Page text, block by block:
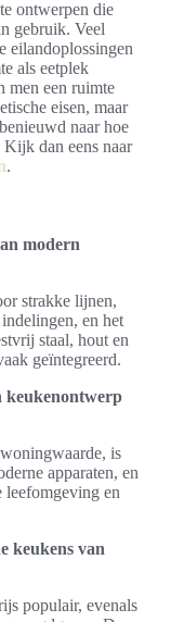
ontwerpen die
gebruik. Veel
eilandoplossingen
als eetplek
men een ruimte
eisen, maar
naar hoe
dan eens naar
.
modern
strakke lijnen,
en het
staal, hout en
geïntegreerd.
keukenontwerp
is
apparaten, en
leefomgeving en
keukens van
populair, evenals